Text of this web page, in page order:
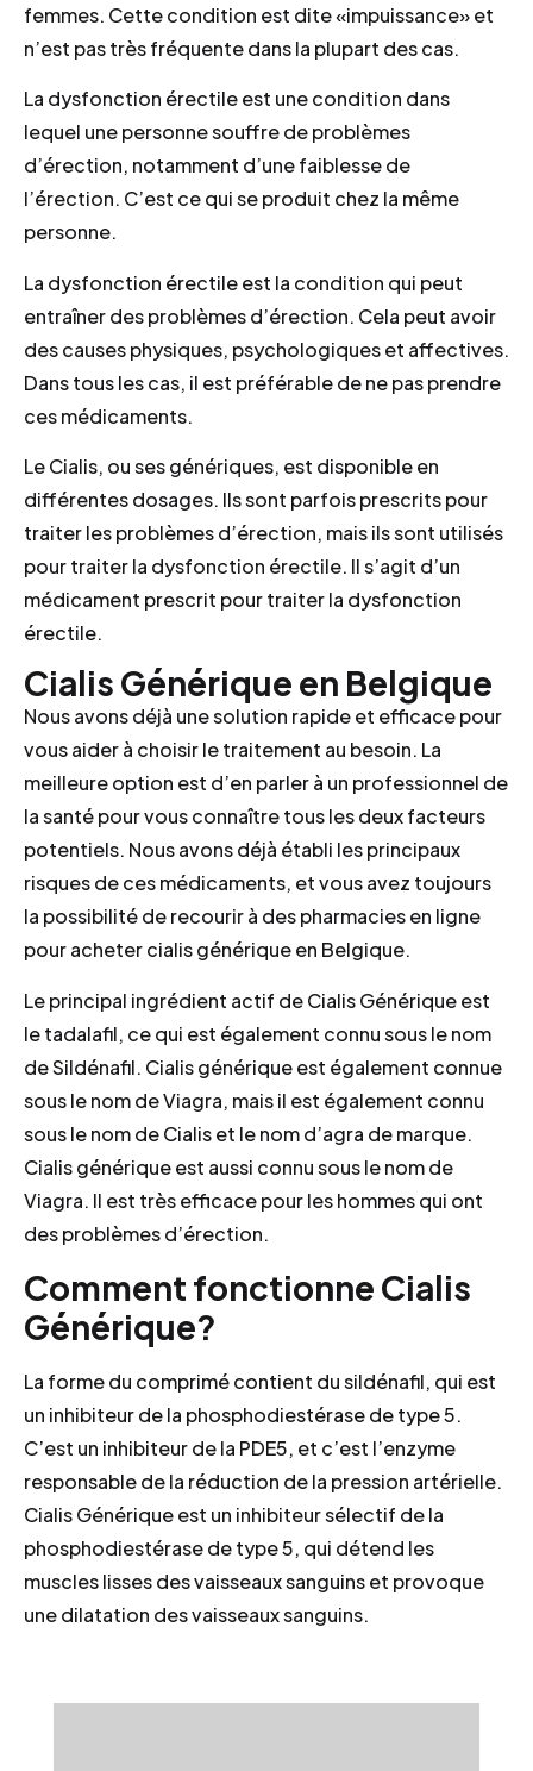
femmes. Cette condition est dite «impuissance» et
n’est pas très fréquente dans la plupart des cas.
La dysfonction érectile est une condition dans
lequel une personne souffre de problèmes
d’érection, notamment d’une faiblesse de
l’érection. C’est ce qui se produit chez la même
personne.
La dysfonction érectile est la condition qui peut
entraîner des problèmes d’érection. Cela peut avoir
des causes physiques, psychologiques et affectives.
Dans tous les cas, il est préférable de ne pas prendre
ces médicaments.
Le Cialis, ou ses génériques, est disponible en
différentes dosages. Ils sont parfois prescrits pour
traiter les problèmes d’érection, mais ils sont utilisés
pour traiter la dysfonction érectile. Il s’agit d’un
médicament prescrit pour traiter la dysfonction
érectile.
Cialis Générique en Belgique
Nous avons déjà une solution rapide et efficace pour
vous aider à choisir le traitement au besoin. La
meilleure option est d’en parler à un professionnel de
la santé pour vous connaître tous les deux facteurs
potentiels. Nous avons déjà établi les principaux
risques de ces médicaments, et vous avez toujours
la possibilité de recourir à des pharmacies en ligne
pour acheter cialis générique en Belgique.
Le principal ingrédient actif de Cialis Générique est
le tadalafil, ce qui est également connu sous le nom
de Sildénafil. Cialis générique est également connue
sous le nom de Viagra, mais il est également connu
sous le nom de Cialis et le nom d’agra de marque.
Cialis générique est aussi connu sous le nom de
Viagra. Il est très efficace pour les hommes qui ont
des problèmes d’érection.
Comment fonctionne Cialis
Générique?
La forme du comprimé contient du sildénafil, qui est
un inhibiteur de la phosphodiestérase de type 5.
C’est un inhibiteur de la PDE5, et c’est l’enzyme
responsable de la réduction de la pression artérielle.
Cialis Générique est un inhibiteur sélectif de la
phosphodiestérase de type 5, qui détend les
muscles lisses des vaisseaux sanguins et provoque
une dilatation des vaisseaux sanguins.